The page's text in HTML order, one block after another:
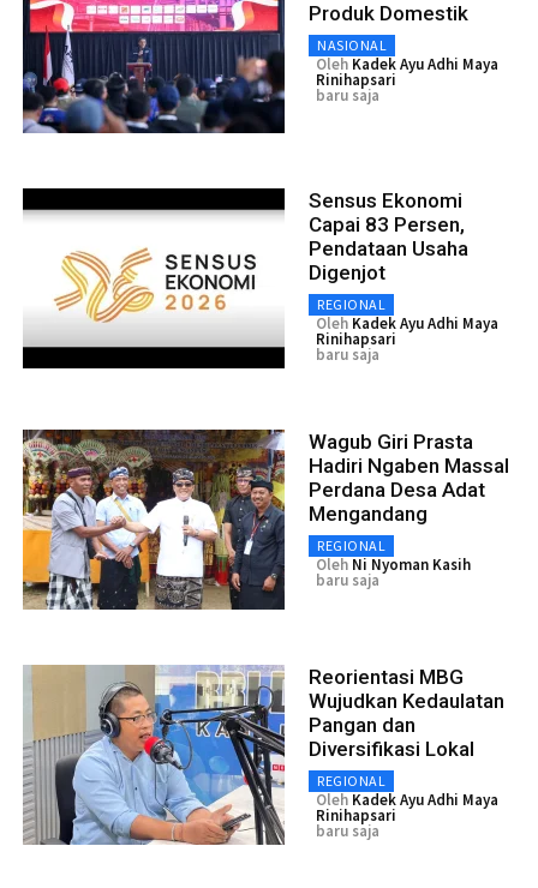
Produk Domestik
NASIONAL
Oleh Kadek Ayu Adhi Maya
Rinihapsari
baru saja
Sensus Ekonomi
Capai 83 Persen,
Pendataan Usaha
Digenjot
REGIONAL
Oleh Kadek Ayu Adhi Maya
Rinihapsari
baru saja
Wagub Giri Prasta
Hadiri Ngaben Massal
Perdana Desa Adat
Mengandang
REGIONAL
Oleh Ni Nyoman Kasih
baru saja
Reorientasi MBG
Wujudkan Kedaulatan
Pangan dan
Diversifikasi Lokal
REGIONAL
Oleh Kadek Ayu Adhi Maya
Rinihapsari
baru saja